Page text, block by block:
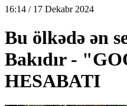
16:14 / 17 Dekabr 2024
Bu ölkədə ən
Bakıdır -
HESABATI